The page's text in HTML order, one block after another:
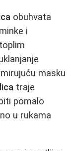
obuhvata
i
masku
traje
pomalo
u rukama